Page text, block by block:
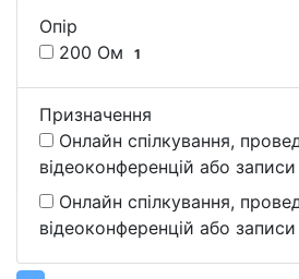
Опір
200 Ом
1
Призначення
Онлайн спілкування,
відеоконференцій або записи
Онлайн спілкування,
відеоконференцій або записи